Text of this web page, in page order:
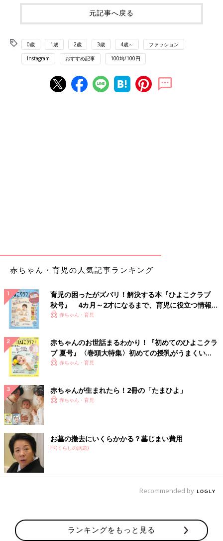
元記事へ戻る
0歳 1歳 2歳 3歳 4歳～ ファッション
Instagram おすすめ記事 100均/100円
赤ちゃん・育児の人気記事ランキング
育児の困ったがズバリ！解決する本『ひよこクラブ
秋号』 4カ月～2才になるまで、育児に役立つ情報が
いっぱい！
赤ちゃん・育児
赤ちゃんのお世話まるわかり！『初めてのひよこクラ
ブ 夏号』〈巻頭大特集〉初めての授乳がうまくい
く！ おっぱい・ミルクの基本と夏のトラブル 解決テ
赤ちゃん・育児
赤ちゃんが生まれたら！2冊の「たまひよ」
赤ちゃん・育児
お墓の撤去にいくらかかる？墓じまい費用
PR(くらしの話題)
Recommended by
ランキングをもっと見る